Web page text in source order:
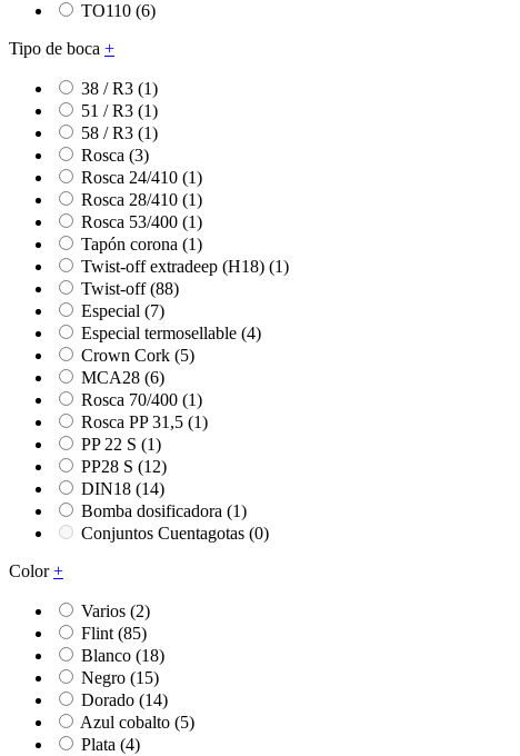
TO110 (6)
Tipo de boca +
38 / R3 (1)
51 / R3 (1)
58 / R3 (1)
Rosca (3)
Rosca 24/410 (1)
Rosca 28/410 (1)
Rosca 53/400 (1)
Tapón corona (1)
Twist-off extradeep (H18) (1)
Twist-off(88)
Especial (7)
Especial termosellable (4)
Crown Cork (5)
MCA28 (6)
Rosca 70/400 (1)
Rosca PP 31,5 (1)
PP 22 S (1)
PP28 S (12)
DIN18 (14)
Bomba dosificadora (1)
Conjuntos Cuentagotas (0)
Color+
Varios (2)
Flint (85)
Blanco (18)
Negro (15)
Dorado (14)
Azul cobalto (5)
Plata (4)